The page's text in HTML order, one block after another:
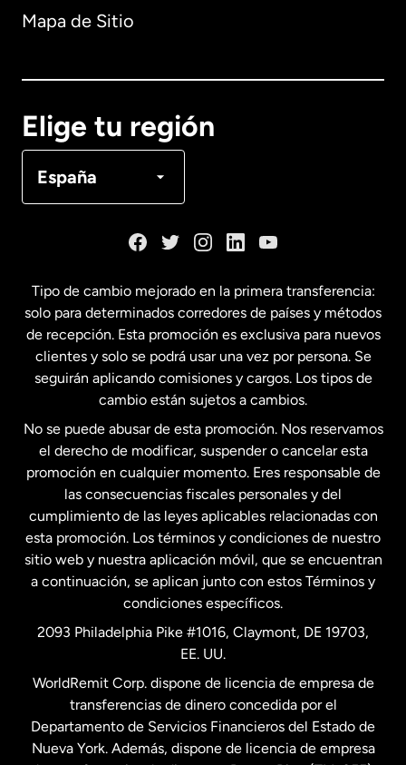
Mapa de Sitio
Elige tu región
España
Français
Estados Unidos English
Estados Unidos Español
Francia
Malasia
Nueva Zelanda
Países Bajos
Suecia
Tipo de cambio mejorado en la primera transferencia:
solo para determinados corredores de países y métodos
de recepción. Esta promoción es exclusiva para nuevos
clientes y solo se podrá usar una vez por persona. Se
seguirán aplicando comisiones y cargos. Los tipos de
cambio están sujetos a cambios.
No se puede abusar de esta promoción. Nos reservamos
el derecho de modificar, suspender o cancelar esta
promoción en cualquier momento. Eres responsable de
las consecuencias fiscales personales y del
cumplimiento de las leyes aplicables relacionadas con
esta promoción. Los términos y condiciones de nuestro
sitio web y nuestra aplicación móvil, que se encuentran
a continuación, se aplican junto con estos Términos y
condiciones específicos.
2093 Philadelphia Pike #1016, Claymont, DE 19703,
EE. UU.
WorldRemit Corp. dispone de licencia de empresa de
transferencias de dinero concedida por el
Departamento de Servicios Financieros del Estado de
Nueva York. Además, dispone de licencia de empresa